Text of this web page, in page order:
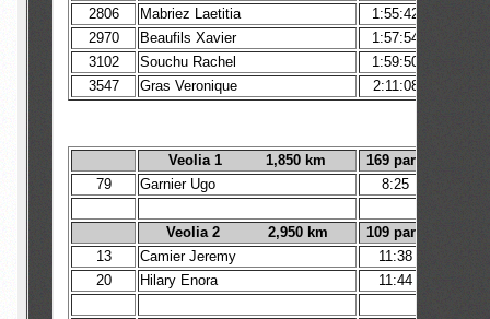
2806
Mabriez Laetitia 1:55:42
2970
Beaufils Xavier 1:57:54
3102
Souchu Rachel 1:59:50
3547
Gras Veronique 2:11:08
Veolia 1 1,850 km
169 part.
79
Garnier Ugo 8:25
Veolia 2 2,950 km
109 part.
13
Camier Jeremy 11:38
20
Hilary Enora 11:44